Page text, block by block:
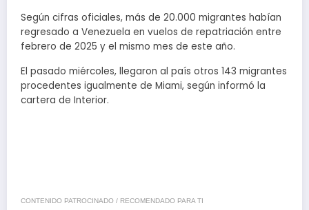
Según cifras oficiales, más de 20.000 migrantes habían
regresado a Venezuela en vuelos de repatriación entre
febrero de 2025 y el mismo mes de este año.
El pasado miércoles, llegaron al país otros 143 migrantes
procedentes igualmente de Miami, según informó la
cartera de Interior.
CONTENIDO PATROCINADO / RECOMENDADO PARA TI